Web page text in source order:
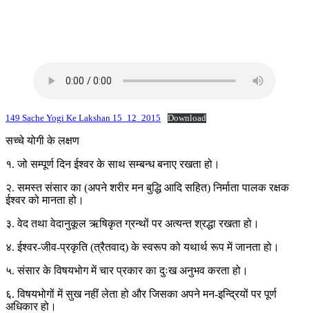
149 Sache Yogi Ke Lakshan 15_12_2015 Download
सच्चे योगी के लक्षण
१. जो सम्पूर्ण दिन ईश्वर के साथ सम्बन्ध बनाए रखता हो।
२. समस्त संसार का (अपने शरीर मन बुद्धि आदि सहित) निर्माता पालक रक्षक
ईश्वर को मानता हो।
३. वेद तथा वेदानुकूल ऋषिकृत ग्रन्थों पर अत्यन्त श्रद्धा रखता हो।
४. ईश्वर-जीव-प्रकृति (त्रैतवाद) के स्वरूप को यथार्थ रूप में जानता हो।
५. संसार के विषयभोग में चार प्रकार का दुःख अनुभव करता हो।
६. विषयभोगों में सुख नहीं लेता हो और जिसका अपने मन-इन्द्रियों पर पूर्ण
अधिकार हो।